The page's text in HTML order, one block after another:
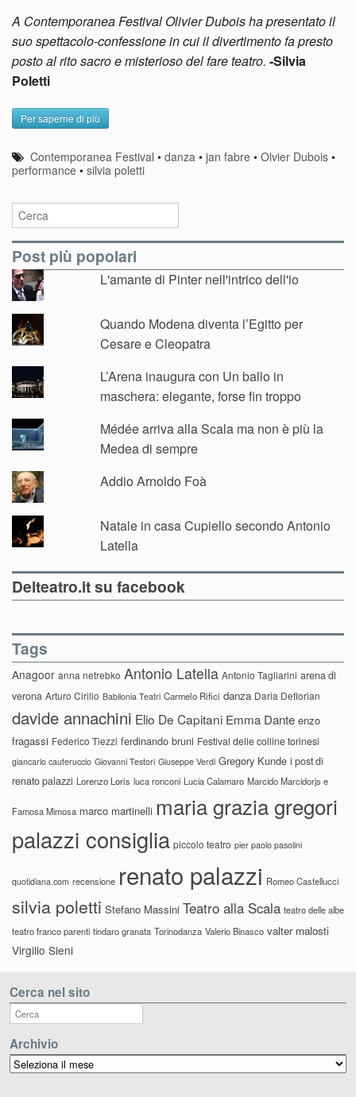
A Contemporanea Festival Olivier Dubois ha presentato il
suo spettacolo-confessione in cui il divertimento fa presto
posto al rito sacro e misterioso del fare teatro. -Silvia
Poletti
Per saperne di più
Contemporanea Festival •danza •jan fabre •Olvier Dubois •
performance • silvia poletti
Post più popolari
L'amante di Pinter nell'intrico dell'io
Quando Modena diventa l’Egitto per
Cesare e Cleopatra
L’Arena inaugura con Un ballo in
maschera: elegante, forse fin troppo
Médée arriva alla Scala ma non è più la
Medea di sempre
Addio Arnoldo Foà
Natale in casa Cupiello secondo Antonio
Latella
Delteatro.it su facebook
Tags
Anagoor anna netrebko Antonio Latella Antonio Tagliarini arena di
verona Arturo Cirillo Babilonia Teatri Carmelo Rifici danza Daria Deflorian
davide annachini Elio De Capitani Emma Dante enzo
fragassi Federico Tiezzi ferdinando bruni Festival delle colline torinesi
giancarlo cauteruccio Giovanni Testori Giuseppe Verdi Gregory Kunde i post di
renato palazzi Lorenzo Loris luca ronconi Lucia Calamaro Marcido Marcidorjs e
Famosa Mimosa marco martinelli maria grazia gregori
palazzi consiglia piccolo teatro pier paolo pasolini
quotidiana.com recensione renato palazzi Romeo Castellucci
silvia poletti Stefano Massini Teatro alla Scala teatro delle albe
teatro franco parenti tindaro granata Torinodanza Valerio Binasco valter malosti
Virgilio Sieni
Cerca nel sito
Archivio
Archivio